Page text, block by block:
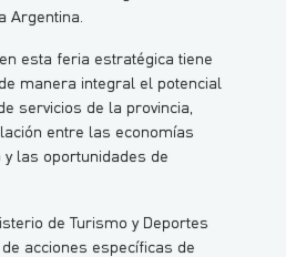
Argentina.
esta feria estratégica tiene
manera integral el potencial
servicios de la provincia,
entre las economías
las oportunidades de
de Turismo y Deportes
acciones específicas de